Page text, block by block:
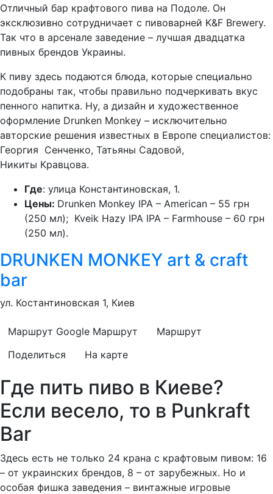
Отличный бар крафтового пива на Подоле. Он
эксклюзивно сотрудничает с пивоварней K&F Brewery.
Так что в арсенале заведение – лучшая двадцатка
пивных брендов Украины.
К пиву здесь подаются блюда, которые специально
подобраны так, чтобы правильно подчеркивать вкус
пенного напитка. Ну, а дизайн и художественное
оформление Drunken Monkey – исключительно
авторские решения известных в Европе специалистов:
Георгия Сенченко, Татьяны Садовой,
Никиты Кравцова.
Где: улица Константиновская, 1.
Цены: Drunken Monkey IPA – American – 55 грн
(250 мл); Kveik Hazy IPA IPA – Farmhouse – 60 грн
(250 мл).
DRUNKEN MONKEY art & craft
bar
ул. Костантиновская 1, Киев
Маршрут Google Маршрут
Маршрут
Поделиться
На карте
Где пить пиво в Киеве?
Если весело, то в Punkraft
Bar
Здесь есть не только 24 крана с крафтовым пивом: 16
– от украинских брендов, 8 – от зарубежных. Но и
особая фишка заведения – винтажные игровые